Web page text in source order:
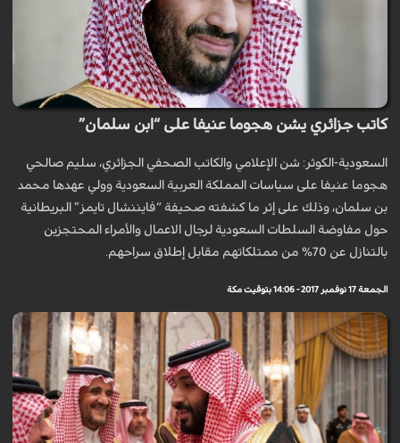
كاتب جزائري يشن هجوما عنيفا على “ابن سلمان”
السعودية-الكوثر: شن الإعلامي والكاتب الصحفي الجزائري، سليم صالحي
هجوما عنيفا على سياسات المملكة العربية السعودية وولي عهدها محمد
بن سلمان، وذلك على إثر ما كشفته صحيفة “فايننشال تايمز” البريطانية
حول مفاوضة السلطات السعودية لرجال الاعمال والأمراء المحتجزين
بالتنازل عن 70% من ممتلكاتهم مقابل إطلاق سراحهم.
الجمعة 17 نوفمبر 2017 - 14:06 بتوقيت مكة